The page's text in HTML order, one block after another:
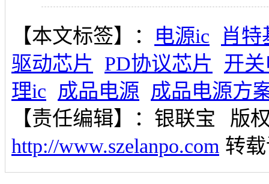
【本文标签】： 电源ic
肖
驱动芯片
PD协议芯片
开
理ic 成品电源 成品电源方
【责任编辑】： 银联宝
版
http://www.szelanpo.com 转